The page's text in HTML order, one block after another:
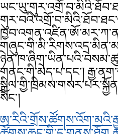
གནང་གི་མེད་པ་དང་།
སོང་།